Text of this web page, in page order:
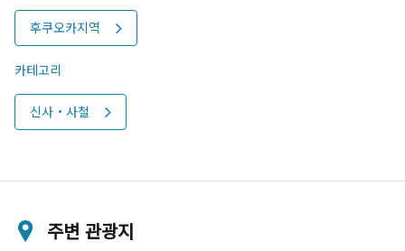
후쿠오카지역
카테고리
신사・사철
주변 관광지